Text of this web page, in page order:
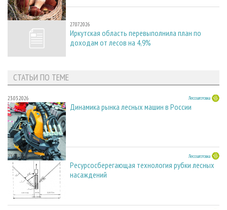
27.07.2026
27.07.2026
Иркутская область перевыполнила план по
доходам от лесов на 4,9%
СТАТЬИ ПО ТЕМЕ
23.03.2026 Лесозаготовка
Динамика рынка лесных машин в России
23.03.2026 Лесозаготовка
Ресурсосберегающая технология рубки лесных
насаждений